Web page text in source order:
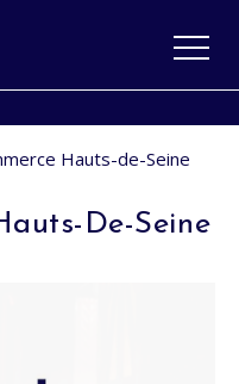
Hauts-de-Seine
De-Seine